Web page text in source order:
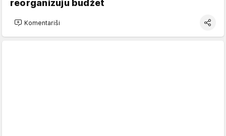
reorganizuju budžet
Komentariši